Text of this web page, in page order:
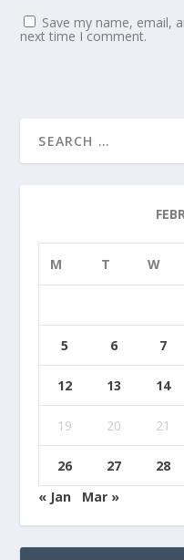
Save my name, email,
next time I comment.
M T W
5 6 7
12 13 14
19 20 21
26 27 28
« Jan
Mar »